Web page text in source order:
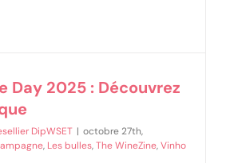
Day 2025 : Découvrez
DipWSET | octobre 27th,
, Les bulles,The WineZine,Vinho